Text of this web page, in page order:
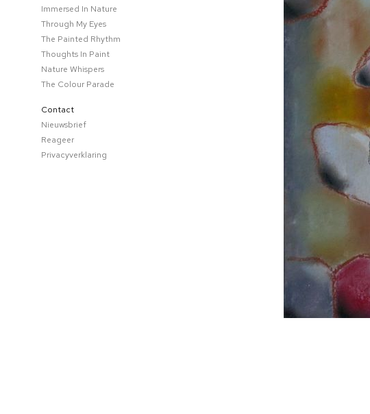
Immersed In Nature
Through My Eyes
The Painted Rhythm
Thoughts In Paint
Nature Whispers
The Colour Parade
Contact
Nieuwsbrief
Reageer
Privacyverklaring